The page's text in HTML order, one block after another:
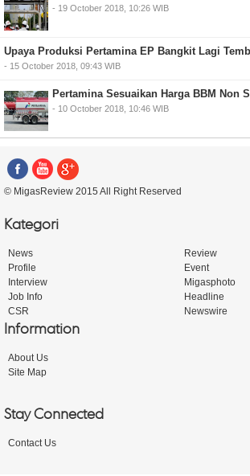
- 19 October 2018, 10:26 WIB
Upaya Produksi Pertamina EP Bangkit Lagi
- 15 October 2018, 09:43 WIB
Pertamina Sesuaikan Harga BBM Non
- 10 October 2018, 10:46 WIB
© MigasReview 2015 All Right Reserved
Kategori
News
Review
Profile
Event
Interview
Migasphoto
Job Info
Headline
CSR
Newswire
Information
About Us
Site Map
Stay Connected
Contact Us